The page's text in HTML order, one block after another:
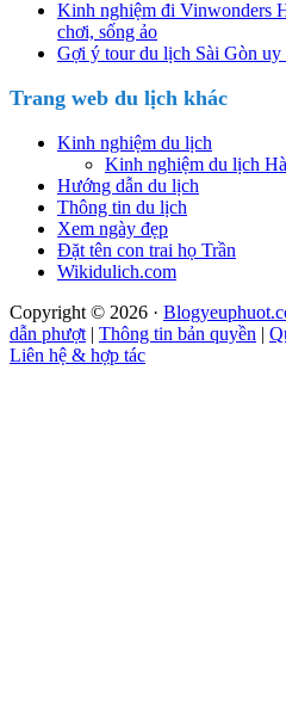
Kinh nghiệm đi Vinwonders
chơi, sống ảo
Gợi ý tour du lịch Sài Gòn uy
Trang web du lịch khác
Kinh nghiệm du lịch
Kinh nghiệm du lịch
Hướng dẫn du lịch
Thông tin du lịch
Xem ngày đẹp
Đặt tên con trai họ Trần
Wikidulich.com
Copyright © 2026 ·
dẫn phượt | Thông tin bản quyền |
Liên hệ & hợp tác